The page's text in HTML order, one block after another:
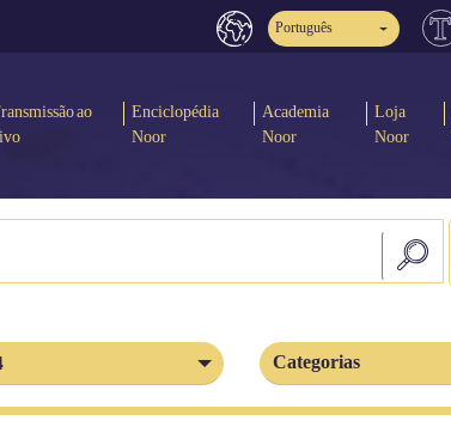
Português
ao
Enciclopédia
Noor
Academia
Noor
Loja
Noor
Categorias